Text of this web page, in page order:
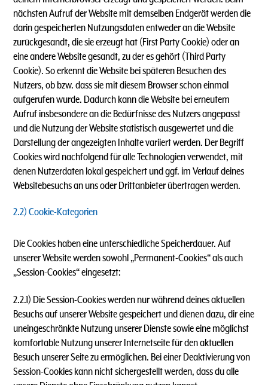
nächsten Aufruf der Website mit demselben Endgerät werden die
darin gespeicherten Nutzungsdaten entweder an die Website
zurückgesandt, die sie erzeugt hat (First Party Cookie) oder an
eine andere Website gesandt, zu der es gehört (Third Party
Cookie). So erkennt die Website bei späteren Besuchen des
Nutzers, ob bzw. dass sie mit diesem Browser schon einmal
aufgerufen wurde. Dadurch kann die Website bei erneutem
Aufruf insbesondere an die Bedürfnisse des Nutzers angepasst
und die Nutzung der Website statistisch ausgewertet und die
Darstellung der angezeigten Inhalte variiert werden. Der Begriff
Cookies wird nachfolgend für alle Technologien verwendet, mit
denen Nutzerdaten lokal gespeichert und ggf. im Verlauf deines
Websitebesuchs an uns oder Drittanbieter übertragen werden.
2.2) Cookie-Kategorien
Die Cookies haben eine unterschiedliche Speicherdauer. Auf
unserer Website werden sowohl „Permanent-Cookies“ als auch
„Session-Cookies“ eingesetzt:
2.2.1) Die Session-Cookies werden nur während deines aktuellen
Besuchs auf unserer Website gespeichert und dienen dazu, dir eine
uneingeschränkte Nutzung unserer Dienste sowie eine möglichst
komfortable Nutzung unserer Internetseite für den aktuellen
Besuch unserer Seite zu ermöglichen. Bei einer Deaktivierung von
Session-Cookies kann nicht sichergestellt werden, dass du alle